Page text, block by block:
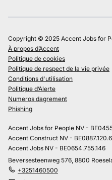
Copyright © 2025 Accent Jobs for
À propos d’Accent
Politique de cookies
Politique de respect de la vie privée
Conditions d'utilisation
Politique d’Alerte
Numeros dagrement
Phishing
Accent Jobs for People NV -
Accent Construct NV -
Accent Jobs NV - BE0654.755.146
Beversesteenweg 576, 8800
+3251460500